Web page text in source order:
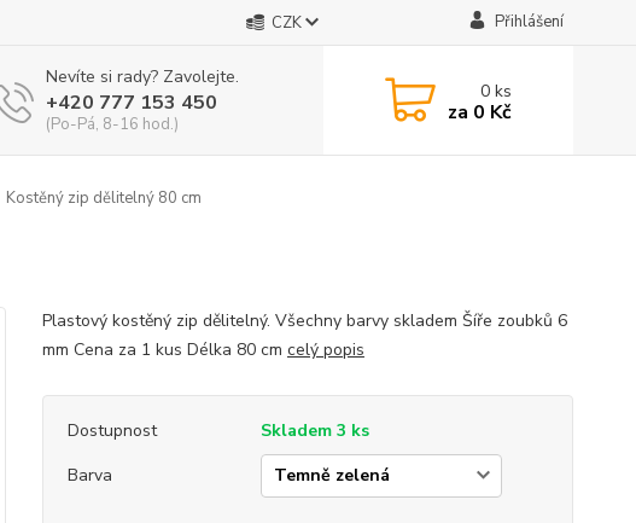
CZK Přihlášení
Nevíte si rady? Zavolejte.
+420 777 153 450
(Po-Pá, 8-16 hod.)
0ks
za 0 Kč
Kostěný zip dělitelný 80 cm
Plastový kostěný zip dělitelný. Všechny barvy skladem Šíře zoubků 6
mm Cena za 1 kus Délka 80 cm celý popis
Dostupnost
Skladem 3 ks
Barva